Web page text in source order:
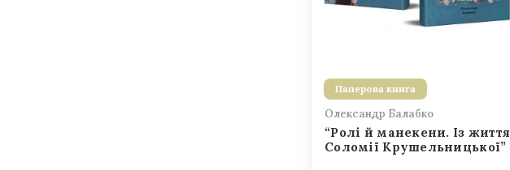
Паперова книга
Олександр Балабко
“Ролі й манекени. Із життя
Соломії Крушельницької”